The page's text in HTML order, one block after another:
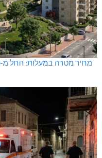
מחיר מטרה במעלות: החל מ-728,000 ₪